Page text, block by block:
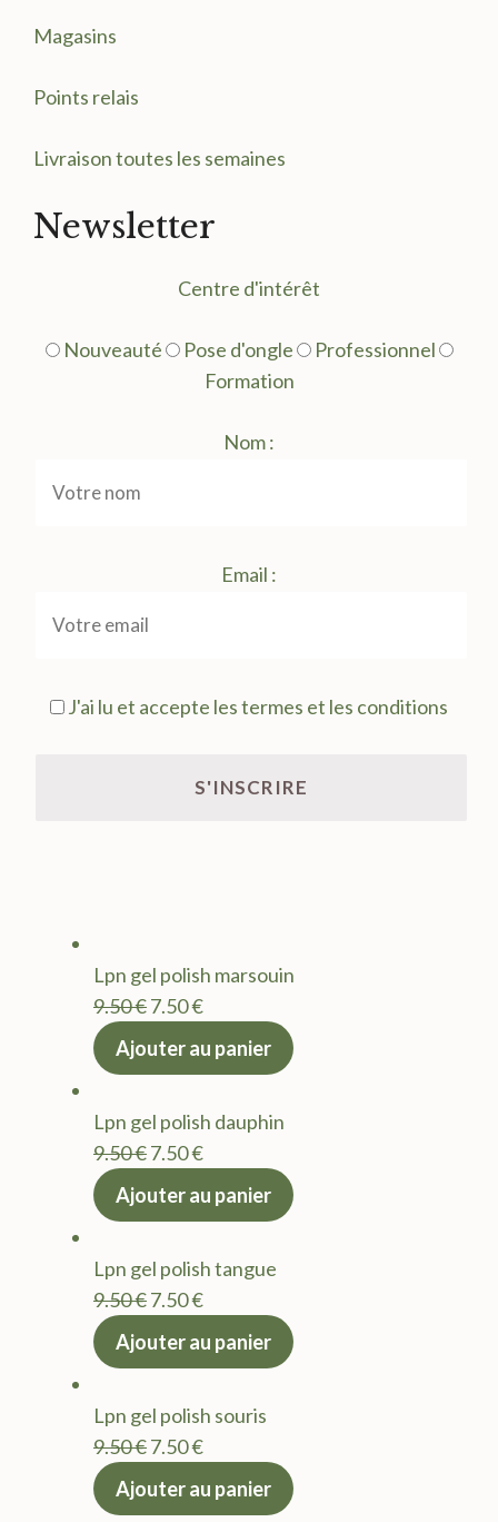
Magasins
Points relais
Livraison toutes les semaines
Newsletter
Centre d'intérêt
Nouveauté Pose d'ongle
Professionnel
Formation
Nom :
Email :
J'ai lu et accepte les termes et les conditions
Lpn gel polish marsouin
9.50€Le
prix
9.50 €.
7.50€Le
actuel
7.50 €.
Ajouter au panier
Lpn gel polish dauphin
9.50€Le
prix
9.50 €.
7.50€Le
actuel
7.50 €.
Ajouter au panier
Lpn gel polish tangue
9.50€Le
prix
9.50 €.
7.50€Le
actuel
7.50 €.
Ajouter au panier
Lpn gel polish souris
9.50€Le
prix
7.50€Le
actuel
Ajouter au panier